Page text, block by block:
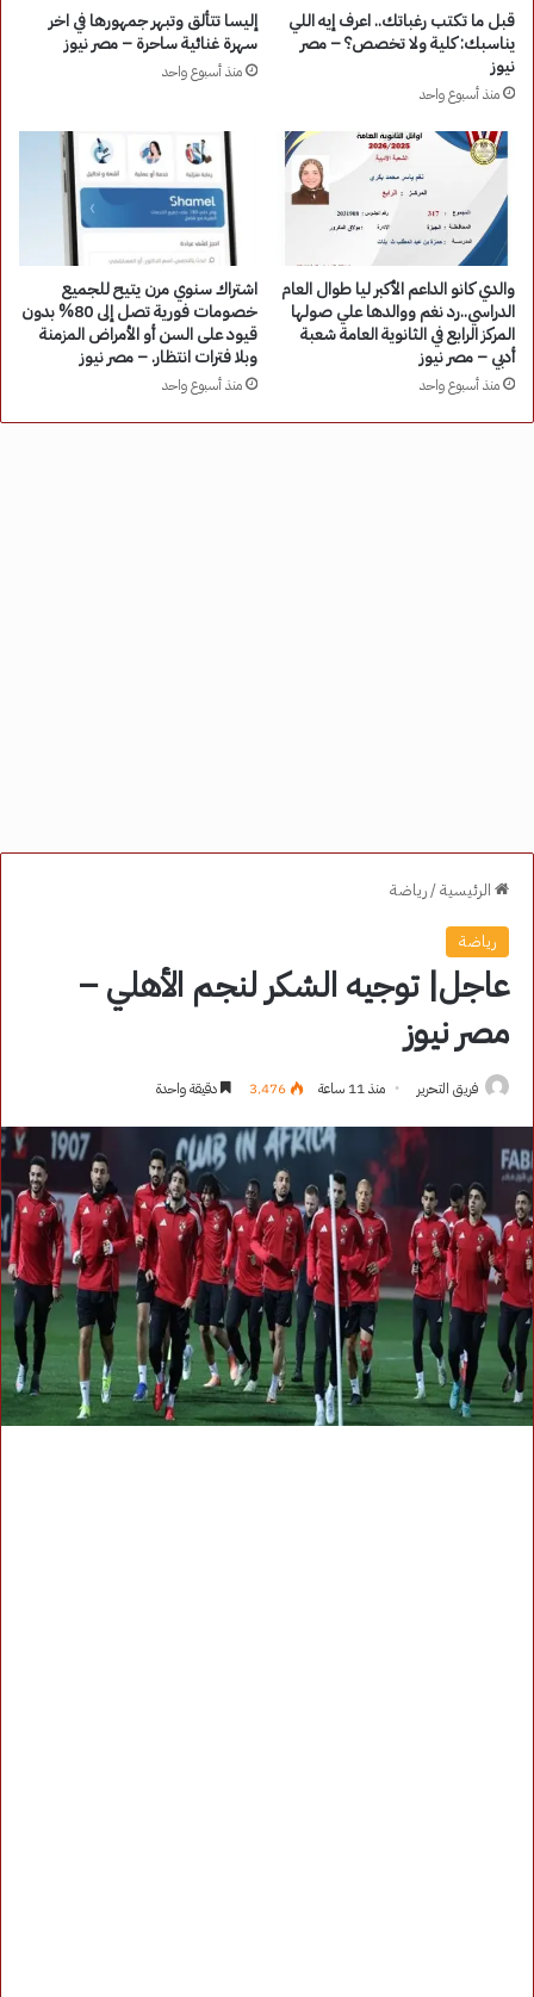
قبل ما تكتب رغباتك.. اعرف إيه اللي
يناسبك: كلية ولا تخصص؟ – مصر
نيوز
منذ أسبوع واحد
إليسا تتألق وتبهر جمهورها في اخر
سهرة غنائية ساحرة – مصر نيوز
منذ أسبوع واحد
والدي كانو الداعم الأكبر ليا طوال العام
الدراسي..رد نغم ووالدها علي صولها
المركز الرابع في الثانوية العامة شعبة
أدبي – مصر نيوز
منذ أسبوع واحد
اشتراك سنوي مرن يتيح للجميع
خصومات فورية تصل إلى 80% بدون
قيود على السن أو الأمراض المزمنة
وبلا فترات انتظار. – مصر نيوز
منذ أسبوع واحد